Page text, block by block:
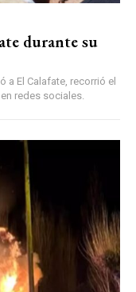
durante su
a El Calafate, recorrió el
redes sociales.